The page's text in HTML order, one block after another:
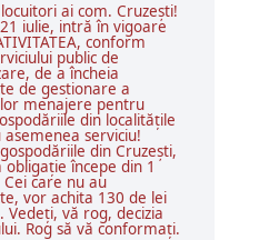
ai com. Cruzești!
iulie, intră în vigoare
conform
public de
de a încheia
de gestionare a
menajere pentru
din localitățile
asemenea serviciu!
din Cruzești,
obligație începe din 1
care nu au
vor achita 130 de lei
Vedeți, vă rog, decizia
Rog să vă conformați.